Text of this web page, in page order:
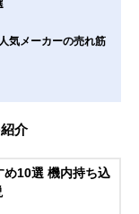
気メーカーの売れ筋
介
め10選 機内持ち込